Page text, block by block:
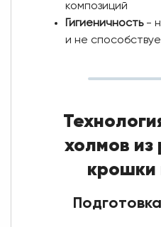
композиций
Гигиеничность-
и не
холмов из
крошки